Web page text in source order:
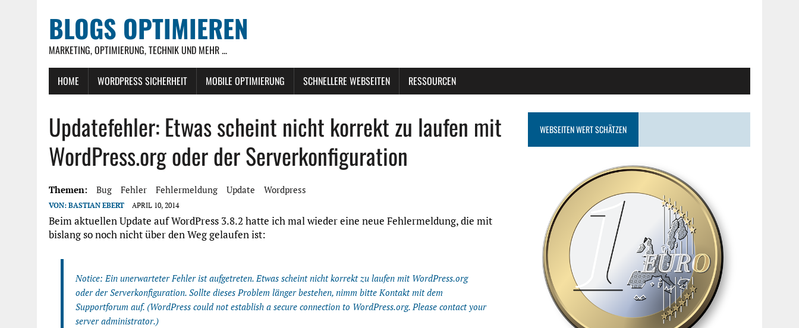
BLOGS OPTIMIEREN
MARKETING, OPTIMIERUNG, TECHNIK UND MEHR ...
HOME WORDPRESS SICHERHEIT MOBILE OPTIMIERUNG SCHNELLERE WEBSEITEN RESSOURCEN
Updatefehler: Etwas scheint nicht korrekt zu laufen mit
WordPress.org oder der Serverkonfiguration
Themen: Bug Fehler Fehlermeldung Update Wordpress
VON: BASTIAN EBERT APRIL 10, 2014
Beim aktuellen Update auf WordPress 3.8.2 hatte ich mal wieder eine neue Fehlermeldung, die mit
bislang so noch nicht über den Weg gelaufen ist:
Notice: Ein unerwarteter Fehler ist aufgetreten. Etwas scheint nicht korrekt zu laufen mit WordPress.org
oder der Serverkonfiguration. Sollte dieses Problem länger bestehen, nimm bitte Kontakt mit dem
Supportforum auf. (WordPress could not establish a secure connection to WordPress.org. Please contact your
server administrator.)
WEBSEITEN WERT SCHÄTZEN